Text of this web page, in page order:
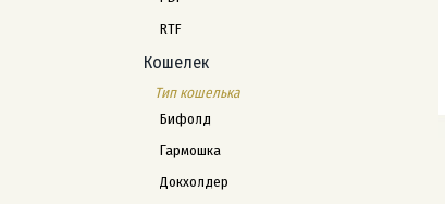
RTF
Кошелек
Тип кошелька
Бифолд
Гармошка
Докхолдер